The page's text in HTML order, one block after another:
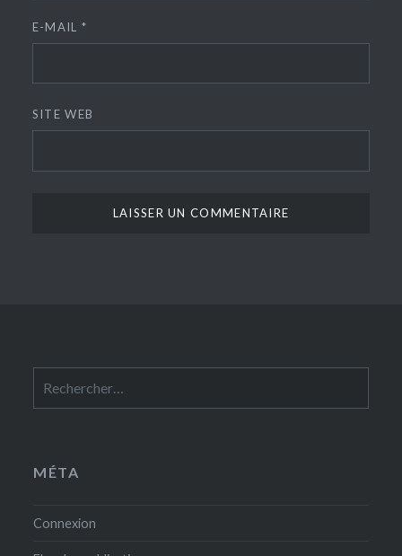
E-MAIL *
SITE WEB
MÉTA
Connexion